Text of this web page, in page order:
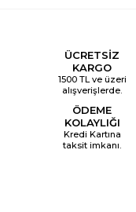
ÜCRETSİZ
KARGO
1500 TL ve üzeri
alışverişlerde.
ÖDEME
KOLAYLIĞI
Kredi Kartına
taksit imkanı.